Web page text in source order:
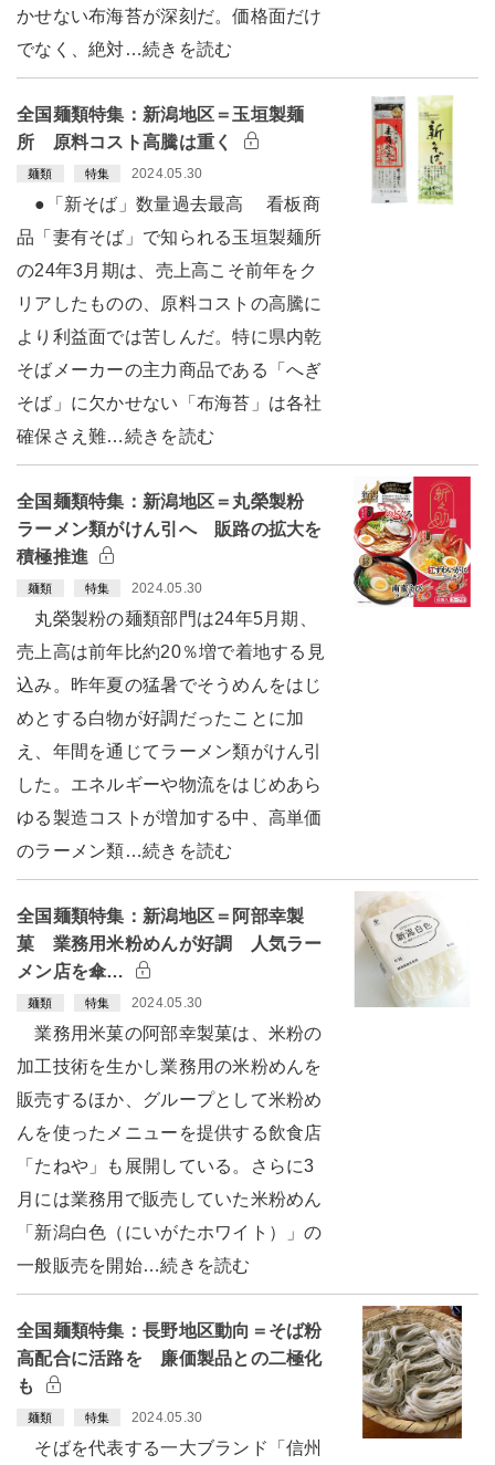
かせない布海苔が深刻だ。価格面だけ
でなく、絶対…続きを読む
全国麺類特集：新潟地区＝玉垣製麺
所 原料コスト高騰は重く
麺類 特集 2024.05.30
●「新そば」数量過去最高 看板商
品「妻有そば」で知られる玉垣製麺所
の24年3月期は、売上高こそ前年をク
リアしたものの、原料コストの高騰に
より利益面では苦しんだ。特に県内乾
そばメーカーの主力商品である「へぎ
そば」に欠かせない「布海苔」は各社
確保さえ難…続きを読む
全国麺類特集：新潟地区＝丸榮製粉
ラーメン類がけん引へ 販路の拡大を
積極推進
麺類 特集 2024.05.30
丸榮製粉の麺類部門は24年5月期、
売上高は前年比約20％増で着地する見
込み。昨年夏の猛暑でそうめんをはじ
めとする白物が好調だったことに加
え、年間を通じてラーメン類がけん引
した。エネルギーや物流をはじめあら
ゆる製造コストが増加する中、高単価
のラーメン類…続きを読む
全国麺類特集：新潟地区＝阿部幸製
菓 業務用米粉めんが好調 人気ラー
メン店を傘…
麺類 特集 2024.05.30
業務用米菓の阿部幸製菓は、米粉の
加工技術を生かし業務用の米粉めんを
販売するほか、グループとして米粉め
んを使ったメニューを提供する飲食店
「たねや」も展開している。さらに3
月には業務用で販売していた米粉めん
「新潟白色（にいがたホワイト）」の
一般販売を開始…続きを読む
全国麺類特集：長野地区動向＝そば粉
高配合に活路を 廉価製品との二極化
も
麺類 特集 2024.05.30
そばを代表する一大ブランド「信州